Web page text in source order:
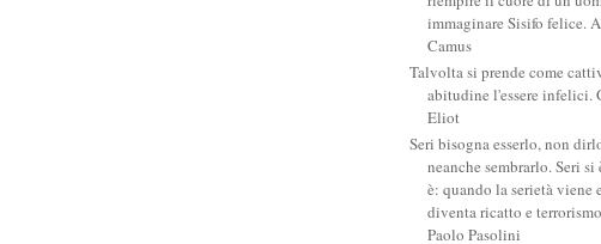
immaginare Sisifo felice.
Camus
Talvolta si prende come
abitudine l'essere infelici.
Eliot
Seri bisogna esserlo, non
neanche sembrarlo. Seri si
è: quando la serietà viene
diventa ricatto e
Paolo Pasolini